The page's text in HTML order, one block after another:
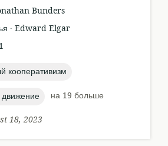
Bunders
.
издатель:
Edward Elgar
кооперативизм
на 19 больше
18, 2023